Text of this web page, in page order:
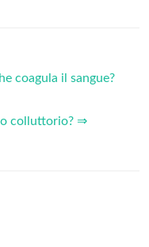
coagula il sangue?
colluttorio? ⇒